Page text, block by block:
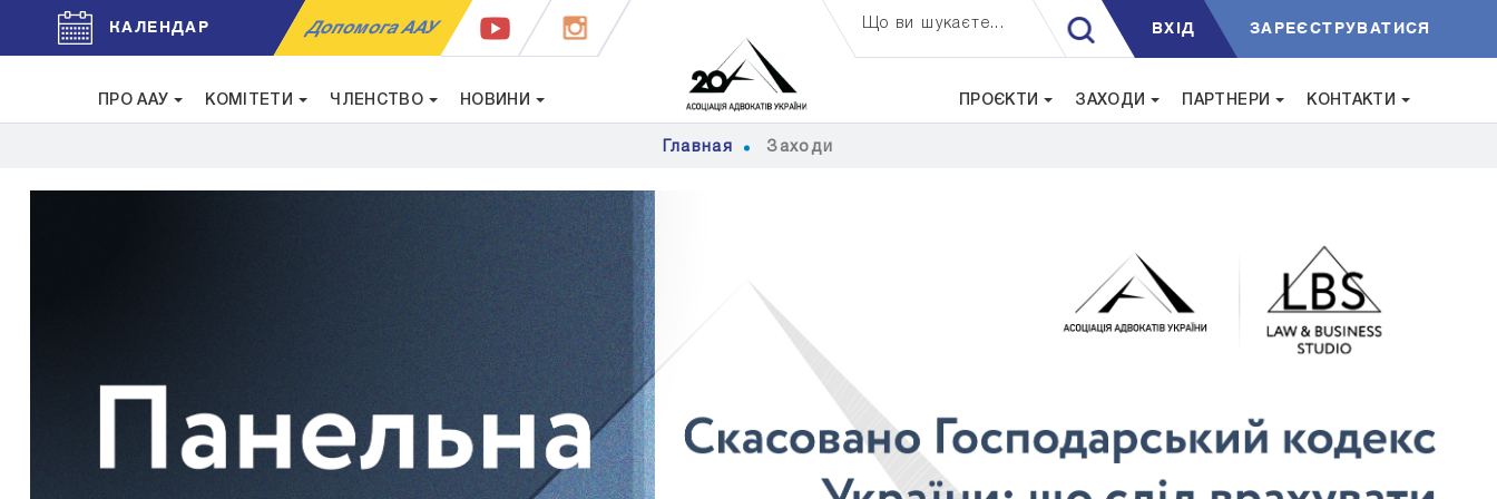
КАЛЕНДАР Допомога ААУ Що ви шукаєте... ВXIД ЗАРЕЄСТРУВАТИСЯ
ПРО ААУ КОМІТЕТИ ЧЛЕНСТВО НОВИНИ ПРОЄКТИ ЗАХОДИ ПАРТНЕРИ КОНТАКТИ
Главная Заходи